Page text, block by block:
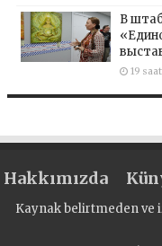
В
19
Hakkımızda
Kaynak belirtmeden ve